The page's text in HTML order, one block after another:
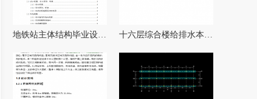
地铁站主体结构毕业设计（含开题报告、任务 十六层综合楼给排水本科毕业设计书 87P